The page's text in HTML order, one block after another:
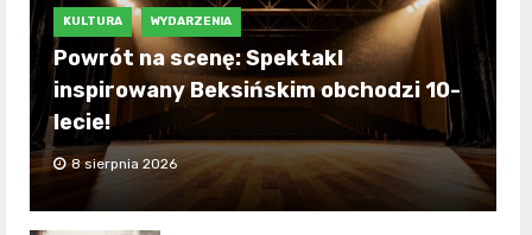
KULTURA WYDARZENIA
Powrót na scenę: Spektakl
inspirowany Beksińskim obchodzi 10-
lecie!
8 sierpnia 2026